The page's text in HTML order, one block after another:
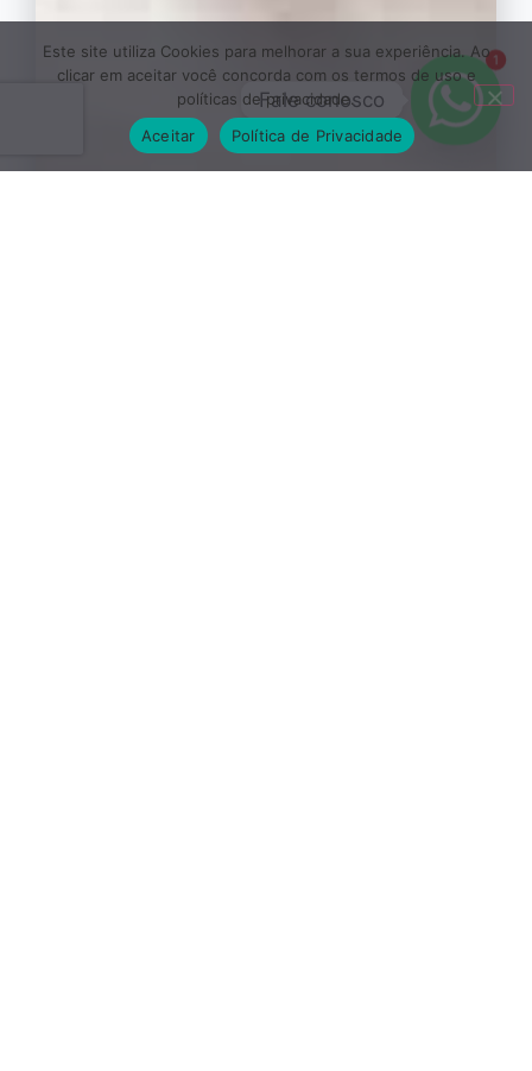
Este site utiliza Cookies para melhorar a sua experiência. Ao
clicar em aceitar você concorda com os termos de uso e
políticas de privacidade.
Aceitar
Política de Privacidade
1
Fale conosco